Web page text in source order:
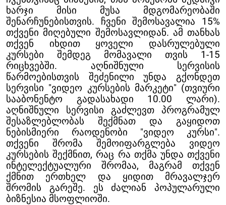
ხარჯი მისი მუსა მდგომარეობაში
შენარჩუნებისთვის. ჩვენი შემოსავალია 15%
თქვენი მიღებული შემოსავლიდან. ამ თანხას
თქვენ იხდით ყოველი დასრულებული
კურსები შემდეგ მომავალი თვის 1-15
რიცხვებში. აღნიშნული სერვისის
წარმოებისთვის შეძენილი უნდა გქონდეთ
სერვისი "ვიდეო კურსების მარკეტი" (თვიური
სააბონენტო გადასახადი 10.00 ლარი).
აღნიშნული სერვისი გაძლევთ პროგრამულ
შესაზლებლობას შექმნათ და გაყიდოთ
ნებისმიერი რაოდენობი "ვიდეო კურსი".
თქვენი შრომა შემოიფარგლება ვიდეო
კურსების შექმნით, რაც რა თქმა უნდა თქვენი
ინტელექტუალური შრომაა, მაგრამ თქვენ
ქმნით ერთხელ და ყიდით მრავალჯერ
შრომის გარეშე. ეს ძალიან პოპულარული
ბიზნესია მსოფლიოში.